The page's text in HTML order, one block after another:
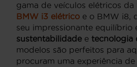
gama de veículos elétricos da
BMW i3 elétrico e o BMW i8,
seu impressionante equilíbrio
sustentabilidade e tecnologia
modelos são perfeitos para
procuram uma experiência